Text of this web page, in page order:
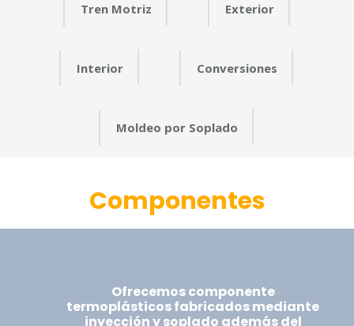
Tren Motriz Exterior
Interior Conversiones
Moldeo por Soplado
Componentes
Ofrecemos componente
termoplásticos fabricados mediante
inyección y soplado además del